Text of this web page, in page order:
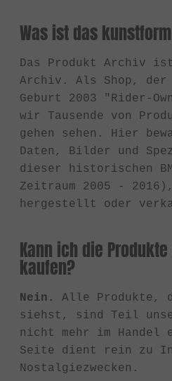
Was ist das
Das Produkt Archiv
Archiv. Als Shop,
Geburt 2003 "Rider-
wir Tausende von
gehen sehen. Hier
Daten, Bilder und
dieser historischen
Zeitraum 2005 -
hergestellt oder
Kann ich die
kaufen?
Nein.
Alle Produkte,
siehst, sind Teil
nicht mehr im
Seite dient rein zu
Nostalgiezwecken.